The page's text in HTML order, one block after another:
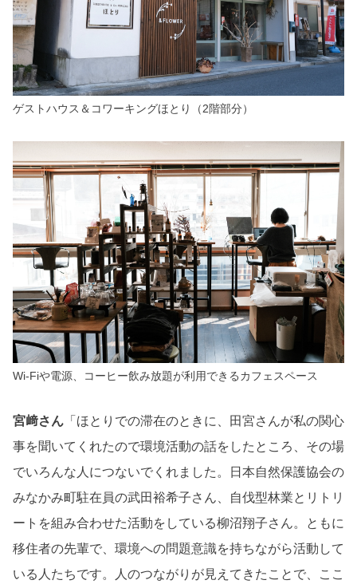
ゲストハウス＆コワーキングほとり（2階部分）
Wi-Fiや電源、コーヒー飲み放題が利用できるカフェスペース
宮﨑さん 「ほとりでの滞在のときに、田宮さんが私の関心
事を聞いてくれたので環境活動の話をしたところ、その場
でいろんな人につないでくれました。日本自然保護協会の
みなかみ町駐在員の武田裕希子さん、自伐型林業とリトリ
ートを組み合わせた活動をしている柳沼翔子さん。ともに
移住者の先輩で、環境への問題意識を持ちながら活動して
いる人たちです。人のつながりが見えてきたことで、ここ